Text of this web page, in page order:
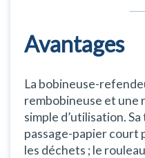
Avantages
La bobineuse-
rembobineuse et une
simple d’utilisation.
passage-papier court
les déchets ; le